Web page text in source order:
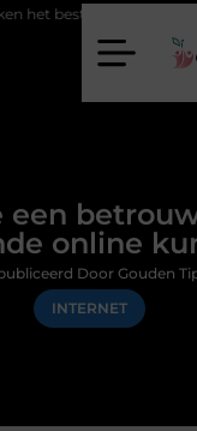
voor
een
online
INTERNET
Door Gouden